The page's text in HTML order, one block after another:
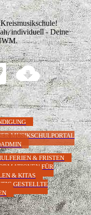
individuell - Deine
MUSIKSCHULPORTAL
& FRISTEN
FÜR
& KITAS
GESTELLTE